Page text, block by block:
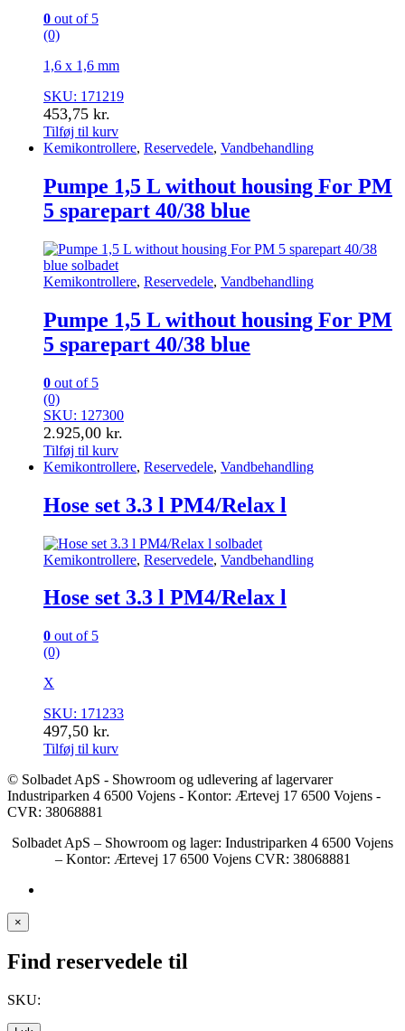
0 out of 5
(0)
1,6 x 1,6 mm
SKU: 171219
453,75 kr.
Tilføj til kurv
Kemikontrollere, Reservedele, Vandbehandling
Pumpe 1,5 L without housing For PM
5 sparepart 40/38 blue
Kemikontrollere, Reservedele, Vandbehandling
Pumpe 1,5 L without housing For PM
5 sparepart 40/38 blue
0 out of 5
(0)
SKU: 127300
2.925,00 kr.
Tilføj til kurv
Kemikontrollere, Reservedele, Vandbehandling
Hose set 3.3 l PM4/Relax l
Kemikontrollere, Reservedele, Vandbehandling
Hose set 3.3 l PM4/Relax l
0 out of 5
(0)
X
SKU: 171233
497,50 kr.
Tilføj til kurv
© Solbadet ApS - Showroom og udlevering af lagervarer
Industriparken 4 6500 Vojens - Kontor: Ærtevej 17 6500 Vojens -
CVR: 38068881
Solbadet ApS – Showroom og lager: Industriparken 4 6500 Vojens
– Kontor: Ærtevej 17 6500 Vojens CVR: 38068881
×
Find reservedele til
SKU: